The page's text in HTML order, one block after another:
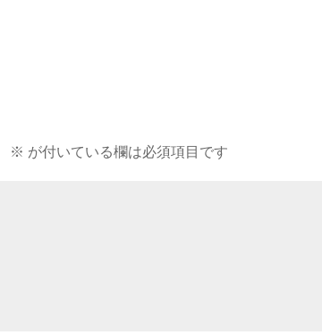
※ が付いている欄は必須項目です